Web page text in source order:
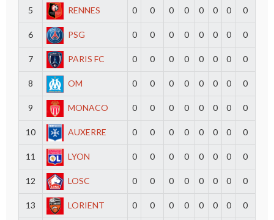
5 RENNES 0 0 0 0 0 0 0 0
6 PSG 0 0 0 0 0 0 0 0
7 PARIS FC 0 0 0 0 0 0 0 0
8 OM 0 0 0 0 0 0 0 0
9 MONACO 0 0 0 0 0 0 0 0
10 AUXERRE 0 0 0 0 0 0 0 0
11 LYON 0 0 0 0 0 0 0 0
12 LOSC 0 0 0 0 0 0 0 0
13 LORIENT 0 0 0 0 0 0 0 0